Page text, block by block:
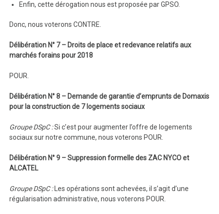
Enfin, cette dérogation nous est proposée par GPSO.
Donc, nous voterons CONTRE.
Délibération N° 7 – Droits de place et redevance relatifs aux
marchés forains pour 2018
POUR.
Délibération N° 8 – Demande de garantie d’emprunts de Domaxis
pour la construction de 7 logements sociaux
Groupe DSpC :Si c’est pour augmenter l’offre de logements
sociaux sur notre commune, nous voterons POUR.
Délibération N° 9 – Suppression formelle des ZAC NYCO et
ALCATEL
Groupe DSpC :Les opérations sont achevées, il s’agit d’une
régularisation administrative, nous voterons POUR.